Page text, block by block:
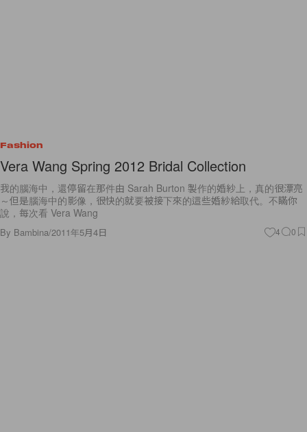
Fashion
Vera Wang Spring 2012 Bridal Collection
我的腦海中，還停留在那件由 Sarah Burton 製作的婚紗上，真的很漂亮
～但是腦海中的影像，很快的就要被接下來的這些婚紗給取代。不瞞你
說，每次看 Vera Wang
By Bambina/2011年5月4日 4 0